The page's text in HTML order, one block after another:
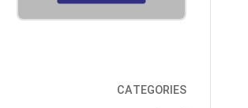
CATEGORIES